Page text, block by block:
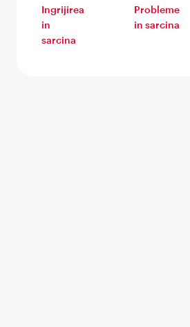
Ingrijirea
in
sarcina
Probleme
in sarcina